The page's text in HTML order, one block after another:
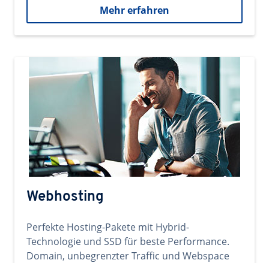
Mehr erfahren
Webhosting
Perfekte Hosting-Pakete mit Hybrid-
Technologie und SSD für beste Performance.
Domain, unbegrenzter Traffic und Webspace